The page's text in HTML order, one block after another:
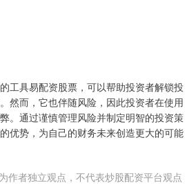
工具易配资股票，可以帮助投资者解锁投
然而，它也伴随风险，因此投资者在使用
。通过谨慎管理风险并制定明智的投资策
优势，为自己的财务未来创造更大的可能
作者独立观点，不代表炒股配资平台观点